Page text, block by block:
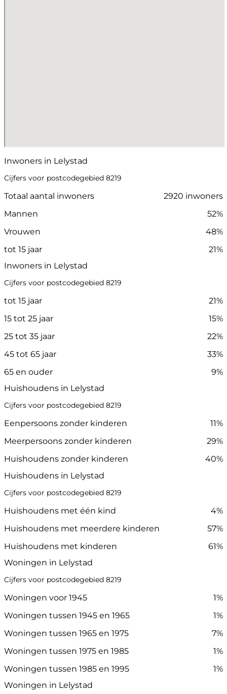
Inwoners in Lelystad
Cijfers voor postcodegebied 8219
Totaal aantal inwoners
2920 inwoners
Mannen
52%
Vrouwen
48%
tot 15 jaar
21%
Inwoners in Lelystad
Cijfers voor postcodegebied 8219
tot 15 jaar
21%
15 tot 25 jaar
15%
25 tot 35 jaar
22%
45 tot 65 jaar
33%
65 en ouder
9%
Huishoudens in Lelystad
Cijfers voor postcodegebied 8219
Eenpersoons zonder kinderen
11%
Meerpersoons zonder kinderen
29%
Huishoudens zonder kinderen
40%
Huishoudens in Lelystad
Cijfers voor postcodegebied 8219
Huishoudens met één kind
4%
Huishoudens met meerdere kinderen
57%
Huishoudens met kinderen
61%
Woningen in Lelystad
Cijfers voor postcodegebied 8219
Woningen voor 1945
1%
Woningen tussen 1945 en 1965
1%
Woningen tussen 1965 en 1975
7%
Woningen tussen 1975 en 1985
1%
Woningen tussen 1985 en 1995
1%
Woningen in Lelystad